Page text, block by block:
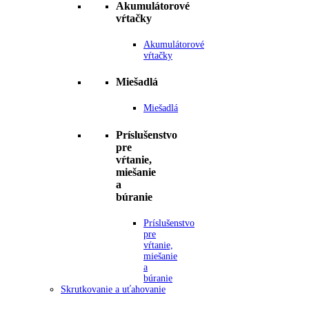
Akumulátorové
vŕtačky
Akumulátorové
vŕtačky
Miešadlá
Miešadlá
Príslušenstvo
pre
vŕtanie,
miešanie
a
búranie
Príslušenstvo
pre
vŕtanie,
miešanie
a
búranie
Skrutkovanie a uťahovanie